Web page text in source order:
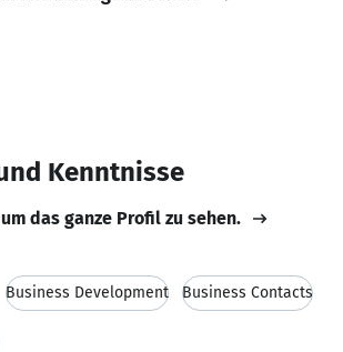
Kenntnisse
das ganze Profil zu sehen.
Business Development Business Contacts